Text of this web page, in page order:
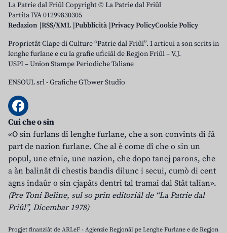
La Patrie dal Friûl Copyright © La Patrie dal Friûl
Partita IVA 01299830305
Redazion RSS/XML Pubblicità Privacy PolicyCookie Policy
Proprietât Clape di Culture “Patrie dal Friûl”. I articui a son scrits in
lenghe furlane e cu la grafie uficiâl de Regjon Friûl – V.J.
USPI – Union Stampe Periodiche Taliane
ENSOUL srl-Grafiche GTower Studio
Cui che o sin
«O sin furlans di lenghe furlane, che a son convints di fâ
part de nazion furlane. Che al è come dî che o sin un
popul, une etnie, une nazion, che dopo tancj parons, che
a àn balinât di chestis bandis dilunc i secui, cumò di cent
agns indaûr o sin cjapâts dentri tal tramai dal Stât talian».
(Pre Toni Beline, sul so prin editoriâl de “La Patrie dal
Friûl”, Dicembar 1978)
Progjet finanziât de ARLeF - Agjenzie Regjonâl pe Lenghe Furlane e de Regjon